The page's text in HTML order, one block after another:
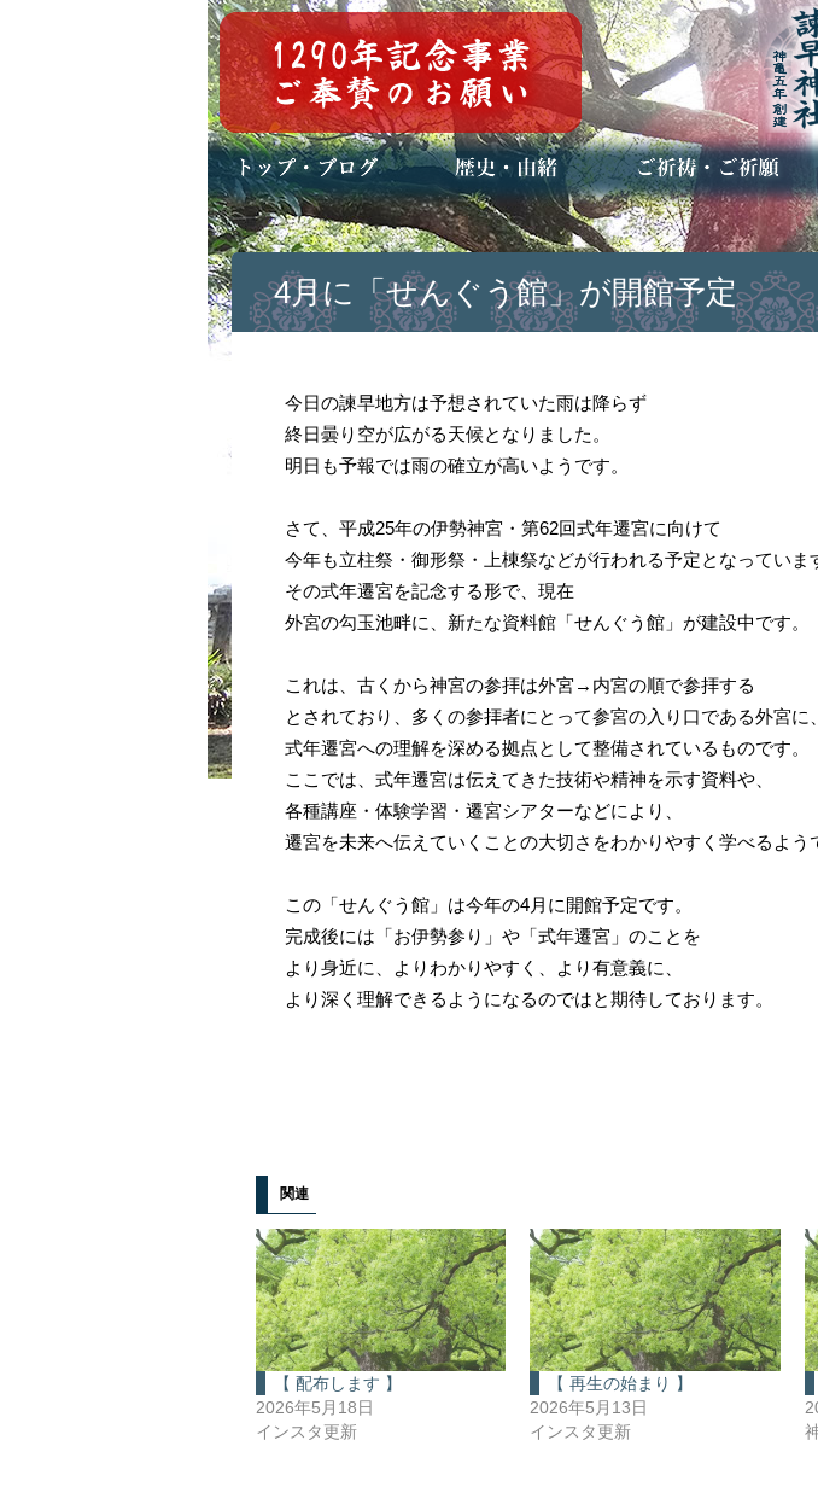
トップページ
ブログ(日々八百万)
お知らせ一覧 歴史・ご祭神
年中行事
メディア掲載 ご祈祷・ご祈願とは
安産祈願
初宮参り
七五三詣
長寿のお祝い
神前結婚式
厄祓い・方位除け
車のお祓い
地鎮祭
神葬祭（神式の葬儀）
4月に「せんぐう館」が開館予定
今日の諫早地方は予想されていた雨は降らず
終日曇り空が広がる天候となりました。
明日も予報では雨の確立が高いようです。
さて、平成25年の伊勢神宮・第62回式年遷宮に向けて
今年も立柱祭・御形祭・上棟祭などが行われる予定となっていま
その式年遷宮を記念する形で、現在
外宮の勾玉池畔に、新たな資料館「せんぐう館」が建設中です。
これは、古くから神宮の参拝は外宮→内宮の順で参拝する
とされており、多くの参拝者にとって参宮の入り口である外宮に、
式年遷宮への理解を深める拠点として整備されているものです。
ここでは、式年遷宮は伝えてきた技術や精神を示す資料や、
各種講座・体験学習・遷宮シアターなどにより、
遷宮を未来へ伝えていくことの大切さをわかりやすく学べるよう
この「せんぐう館」は今年の4月に開館予定です。
完成後には「お伊勢参り」や「式年遷宮」のことを
より身近に、よりわかりやすく、より有意義に、
より深く理解できるようになるのではと期待しております。
関連
【 配布します 】
2026年5月18日
インスタ更新
【 再生の始まり 】
2026年5月13日
インスタ更新